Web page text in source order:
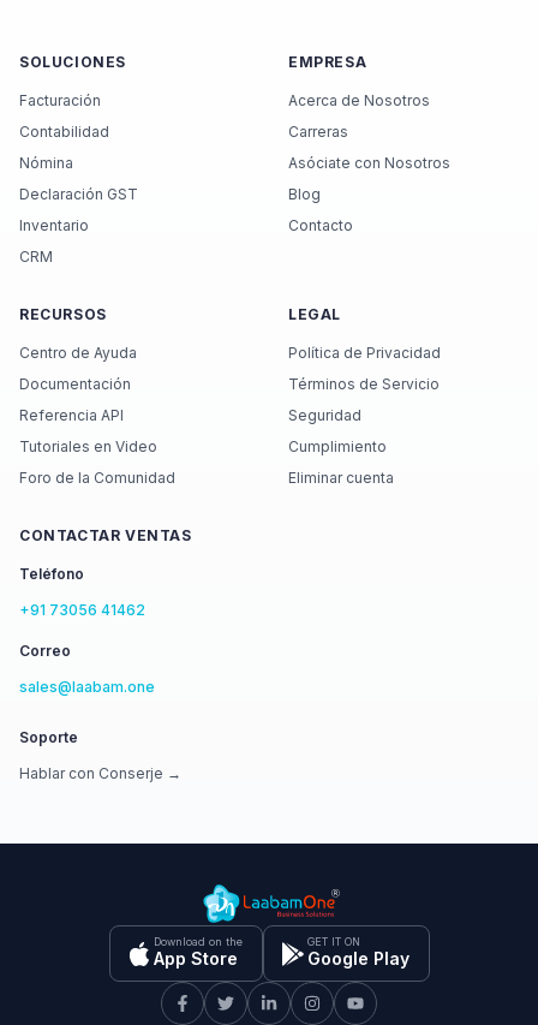
SOLUCIONES
Facturación
Contabilidad
Nómina
Declaración GST
Inventario
CRM
EMPRESA
Acerca de Nosotros
Carreras
Asóciate con Nosotros
Blog
Contacto
RECURSOS
Centro de Ayuda
Documentación
Referencia API
Tutoriales en Video
Foro de la Comunidad
LEGAL
Política de Privacidad
Términos de Servicio
Seguridad
Cumplimiento
Eliminar cuenta
CONTACTAR VENTAS
Teléfono
+91 73056 41462
Correo
sales@laabam.one
Soporte
Hablar con Conserje →
Download on the
App Store
GET IT ON
Google Play